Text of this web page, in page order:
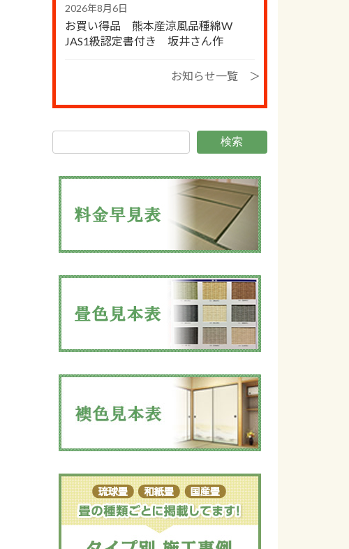
2026年8月6日
お買い得品 熊本産涼風品種綿W
JAS1級認定書付き 坂井さん作
お知らせ一覧 ＞
検索